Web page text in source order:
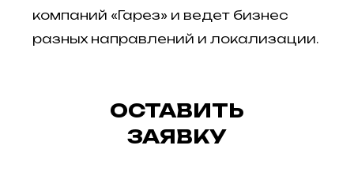
компаний «Гарез» и ведет бизнес
разных направлений и локализации.
ОСТАВИТЬ
ЗАЯВКУ